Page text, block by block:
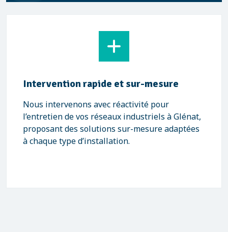
Intervention rapide et sur-mesure
Nous intervenons avec réactivité pour
l’entretien de vos réseaux industriels à Glénat,
proposant des solutions sur-mesure adaptées
à chaque type d’installation.